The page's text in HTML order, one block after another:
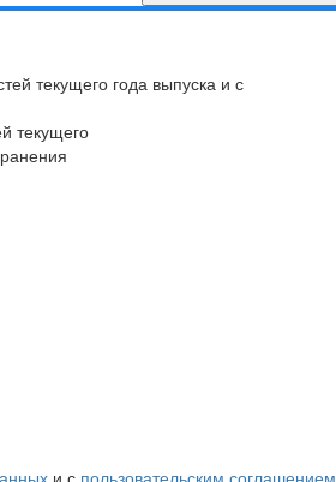
текущего
и с пользовательским соглашением